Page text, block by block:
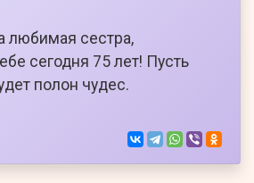
любимая сестра,
сегодня 75 лет! Пусть
полон чудес.